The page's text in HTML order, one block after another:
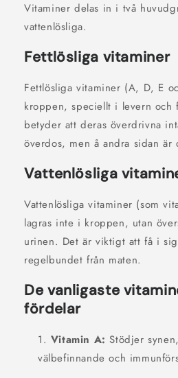
Vitaminer delas in i två
vattenlösliga.
Fettlösliga vitaminer
Fettlösliga vitaminer (A, D, E
kroppen, speciellt i levern och
betyder att deras överdrivna
överdos, men å andra sidan är
Vattenlösliga
Vattenlösliga vitaminer (som
lagras inte i kroppen, utan
urinen. Det är viktigt att få i
regelbundet från maten.
De vanligaste
fördelar
Vitamin A: Stödjer
välbefinnande och